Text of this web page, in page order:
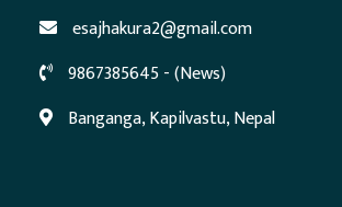
esajhakura2@gmail.com
9867385645 - (News)
Banganga, Kapilvastu, Nepal